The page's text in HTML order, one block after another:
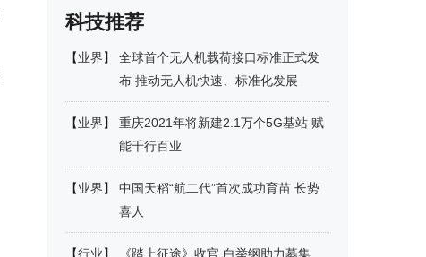
科技推荐
【业界】
全球首个无人机载荷接口标准正式发
布 推动无人机快速、标准化发展
【业界】
重庆2021年将新建2.1万个5G基站 赋
能千行百业
【业界】
中国天稻“航二代”首次成功育苗 长势
喜人
【行业】
《踏上征途》收官 白举纲助力募集